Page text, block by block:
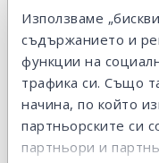
Използваме
съдържанието и
функции на
трафика си. Също
начина, по който
партньорските си
партньори и
Klear -
29 април 2021 /